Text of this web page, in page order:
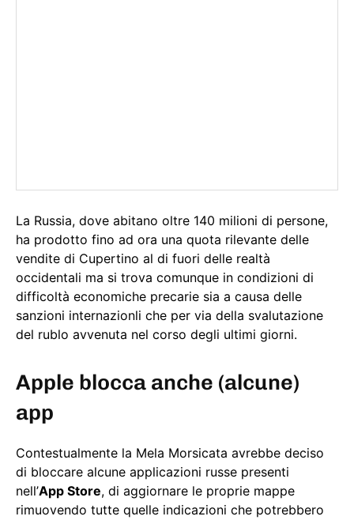
La Russia, dove abitano oltre 140 milioni di persone,
ha prodotto fino ad ora una quota rilevante delle
vendite di Cupertino al di fuori delle realtà
occidentali ma si trova comunque in condizioni di
difficoltà economiche precarie sia a causa delle
sanzioni internazionli che per via della svalutazione
del rublo avvenuta nel corso degli ultimi giorni.
Apple blocca anche (alcune)
app
Contestualmente la Mela Morsicata avrebbe deciso
di bloccare alcune applicazioni russe presenti
nell’App Store, di aggiornare le proprie mappe
rimuovendo tutte quelle indicazioni che potrebbero